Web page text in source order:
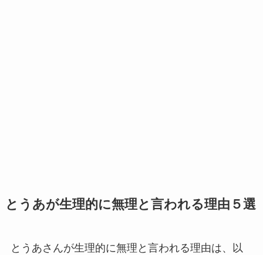
とうあが生理的に無理と言われる理由５選
とうあさんが生理的に無理と言われる理由は、以